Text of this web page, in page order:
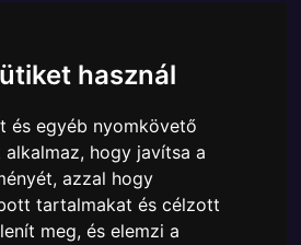
használ
és egyéb nyomkövető
hogy javítsa a
azzal hogy
tartalmakat és célzott
meg, és elemzi a
egyik népszerű terméke a
Home SpiderMan Pókember
csomagolásban azaz -
új gazdáját.